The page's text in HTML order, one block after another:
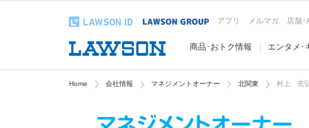
アプリ メルマガ 店舗･
商品･おトク情報 エンタメ･
Home 会社情報 マネジメントオーナー 北関東 村上 充